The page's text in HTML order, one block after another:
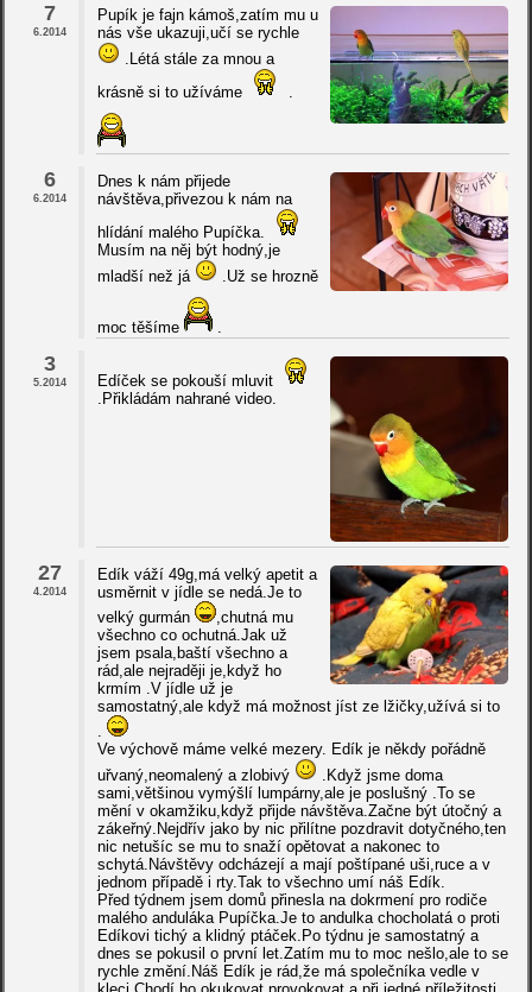
7
6.2014
Pupík je fajn kámoš,zatím mu u
nás vše ukazuji,učí se rychle
.Létá stále za mnou a
krásně si to užíváme
.
6
6.2014
Dnes k nám přijede
návštěva,přivezou k nám na
hlídání malého Pupíčka.
Musím na něj být hodný,je
mladší než já
.Už se hrozně
moc těšíme .
3
5.2014
Edíček se pokouší mluvit
.Přikládám nahrané video.
27
4.2014
Edík váží 49g,má velký apetit a
usměrnit v jídle se nedá.Je to
velký gurmán
,chutná mu
všechno co ochutná.Jak už
jsem psala,baští všechno a
rád,ale nejraději je,když ho
krmím .V jídle už je
samostatný,ale když má možnost jíst ze lžičky,užívá si to
.
Ve výchově máme velké mezery. Edík je někdy pořádně
uřvaný,neomalený a zlobivý
.Když jsme doma
sami,většinou vymýšlí lumpárny,ale je poslušný .To se
mění v okamžiku,když přijde návštěva.Začne být útočný a
zákeřný.Nejdřív jako by nic přilítne pozdravit dotyčného,ten
nic netušíc se mu to snaží opětovat a nakonec to
schytá.Návštěvy odcházejí a mají poštípané uši,ruce a v
jednom případě i rty.Tak to všechno umí náš Edík.
Před týdnem jsem domů přinesla na dokrmení pro rodiče
malého anduláka Pupíčka.Je to andulka chocholatá o proti
Edíkovi tichý a klidný ptáček.Po týdnu je samostatný a
dnes se pokusil o první let.Zatím mu to moc nešlo,ale to se
rychle změní.Náš Edík je rád,že má společníka vedle v